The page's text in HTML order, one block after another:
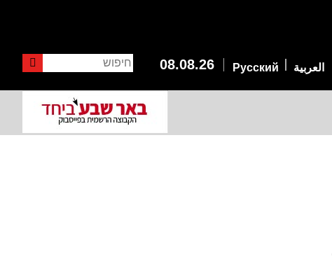
08.08.26 חיפוש
العربية Русский